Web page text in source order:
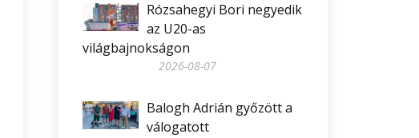
Rózsahegyi Bori negyedik
az U20-as
világbajnokságon
2026-08-07
Balogh Adrián győzött a
válogatott